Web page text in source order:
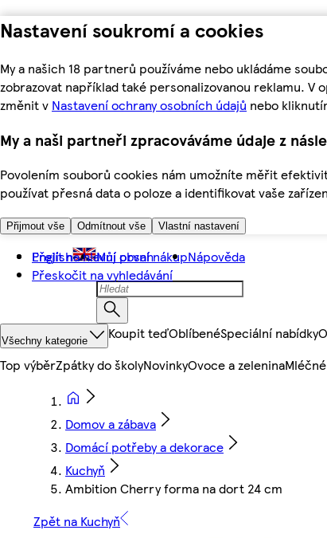
Nastavení soukromí a cookies
My a našich 18 partnerů používáme nebo ukládáme
zobrazovat například také personalizovanou reklamu.
změnit v Nastavení ochrany osobních údajů nebo
My a naši partneři zpracováváme údaje z
Povolením souborů cookies nám umožníte měřit
používat přesná data o poloze a identifikovat vaše
Přijmout vše Odmítnout vše Vlastní nastavení
Přejít na hlavní obsah
Přeskočit na vyhledávání
English Můj první nákupNápověda
Všechny kategorie Koupit teďOblíbenéSpeciální nabídky
Top výběrZpátky do školyNovinkyOvoce a zelenina
Domov a zábava
Domácí potřeby a dekorace
Kuchyň
Ambition Cherry forma na dort 24 cm
Zpět na Kuchyň